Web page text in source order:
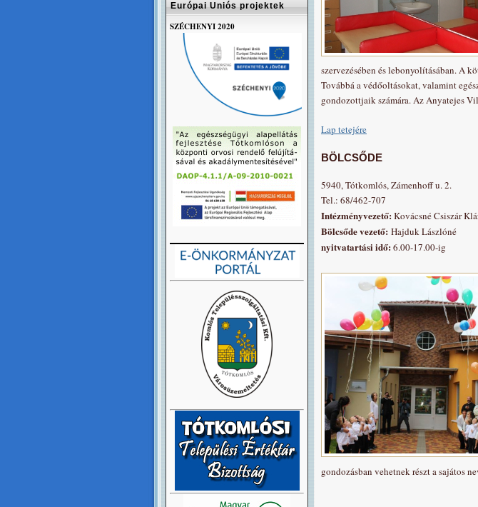
szervezésében és lebonyolításában. A
Továbbá a védőoltásokat, valamint
gondozottjaik számára. Az Anyatejes
Lap tetejére
BÖLCSŐDE
5940, Tótkomlós, Zámenhoff u. 2.
Tel.: 68/462-707
Intézményvezető: Kovácsné Csiszár
Bölcsőde vezető: Hajduk Lászlóné
nyitvatartási idő: 6.00-17.00-ig
gondozásban vehetnek részt a sajátos
Európai Uniós projektek
SZÉCHENYI 2020